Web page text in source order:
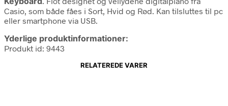
Casio, som både fåes i Sort, Hvid og Rød. Kan tilsluttes til pc
eller smartphone via USB.
Yderlige produktinformationer:
Produkt id: 9443
RELATEREDE VARER